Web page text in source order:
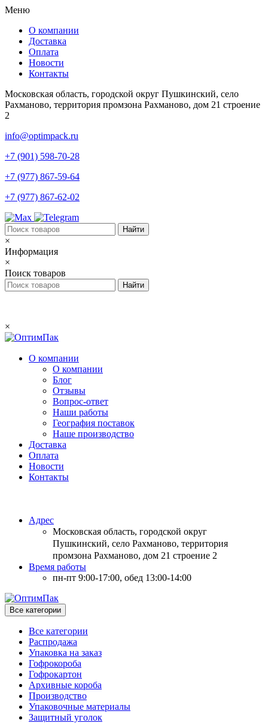
Меню
О компании
Доставка
Оплата
Новости
Контакты
Московская область, городской округ Пушкинский, село
Рахманово, территория промзона Рахманово, дом 21 строение
2
info@optimpack.ru
+7 (901) 598-70-28
+7 (977) 867-59-64
+7 (977) 867-62-02
×
Информация
×
Поиск товаров
×
О компании
О компании
Блог
Отзывы
Вопрос-ответ
Наши работы
География поставок
Наше производство
Доставка
Оплата
Новости
Контакты
Адрес
Московская область, городской округ
Пушкинский, село Рахманово, территория
промзона Рахманово, дом 21 строение 2
Время работы
пн-пт 9:00-17:00, обед 13:00-14:00
Все категории
Все категории
Распродажа
Упаковка на заказ
Гофрокороба
Гофрокартон
Архивные короба
Производство
Упаковочные материалы
Защитный уголок